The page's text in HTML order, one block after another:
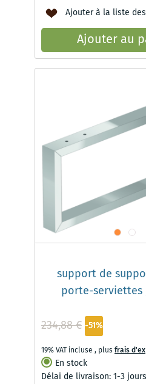
Ajouter à la liste
Ajouter au
support de
porte-serviettes
234,88 € -51%
19% VAT incluse , plusfrais
En stock
Délai de livraison: 1-3